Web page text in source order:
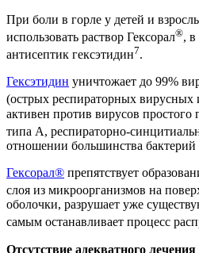
При боли в горле у детей и
использовать раствор Гексорал®, в
антисептик гексэтидин7.
Гексэтидин уничтожает до 99%
(острых респираторных
активен против вирусов простого
типа А, респираторно-
отношении большинства бактерий
Гексорал® препятствует
слоя из микроорганизмов на
оболочки, разрушает уже
самым останавливает процесс
Отсутствие адекватного лечения